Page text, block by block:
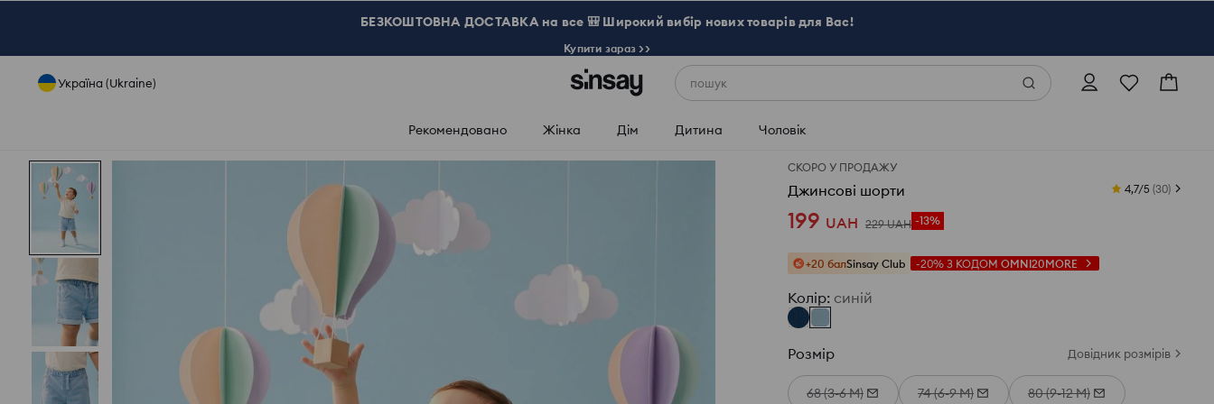
БЕЗКОШТОВНА ДОСТАВКА на все 🎒 Широкий вибір нових товарів для Вас!
Купити зараз >>
Україна (Ukraine) пошук
Рекомендовано Жінка Дім Дитина Чоловік
СКОРО У ПРОДАЖУ
Джинсові шорти 4,7/5 (30)
199 UAH 229 UAH -13%
+20 балSinsay Club -20% З КОДОМ OMNI20MORE
Колір: синій
Розмір Довідник розмірів
68 (3-6 М) 74 (6-9 М) 80 (9-12 М)